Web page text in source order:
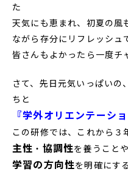
た
天気にも恵まれ、初夏の風
ながら存分にリフレッシュ
皆さんもよかったら一度チ
さて、先日元気いっぱいの、
ちと
『学外オリエンテーショ
この研修では、これから３
主性 ・ 協調性を養うことや
学習の方向性を明確にす